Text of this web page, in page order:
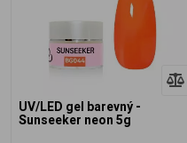
UV/LED gel barevný -
Sunseeker neon 5g